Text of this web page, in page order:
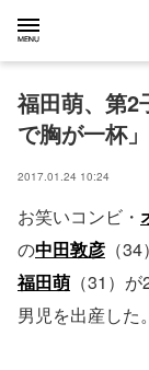
福田萌、第2
で胸が一杯」
2017.01.24 10:24
お笑いコンビ・
の中田敦彦 （
福田萌 （31）
男児を出産した。